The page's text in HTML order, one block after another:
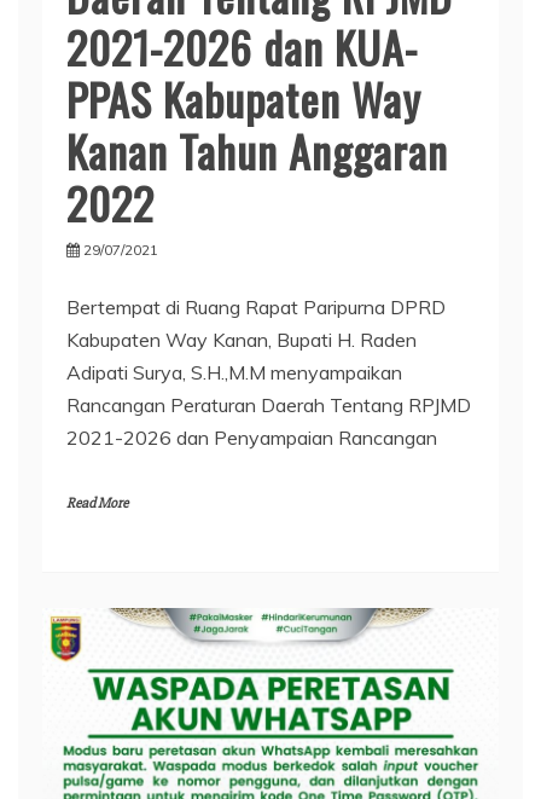
2021-2026 dan KUA-
PPAS Kabupaten Way
Kanan Tahun Anggaran
2022
29/07/2021
Bertempat di Ruang Rapat Paripurna DPRD
Kabupaten Way Kanan, Bupati H. Raden
Adipati Surya, S.H.,M.M menyampaikan
Rancangan Peraturan Daerah Tentang RPJMD
2021-2026 dan Penyampaian Rancangan
Read More